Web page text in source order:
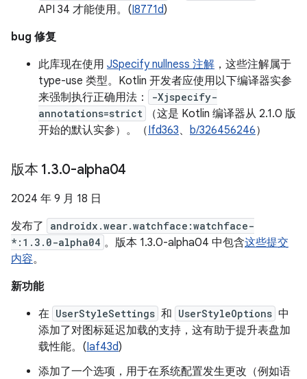
API 34 才能使用。(I8771d)
bug 修复
此库现在使用 JSpecify nullness 注解 ，这些注解属于
type-use 类型。Kotlin 开发者应使用以下编译器实参
来强制执行正确用法：
-Xjspecify-
annotations=strict
（这是 Kotlin 编译器从 2.1.0 版
开始的默认实参）。（Ifd363、 b/326456246）
版本 1.3.0-alpha04
2024 年 9 月 18 日
发布了
androidx.wear.watchface:watchface-
*:1.3.0-alpha04 。版本 1.3.0-alpha04 中包含这些提交
内容。
新功能
在 UserStyleSettings 和 UserStyleOptions 中
添加了对图标延迟加载的支持，这有助于提升表盘加
载性能。(Iaf43d)
添加了一个选项，用于在系统配置发生更改（例如语